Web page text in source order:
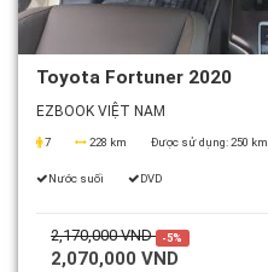
Toyota Fortuner 2020
EZBOOK VIỆT NAM
7 228 km Được sử dụng:250 km
Nước suối DVD
2,170,000 VND -5%
2,070,000 VND